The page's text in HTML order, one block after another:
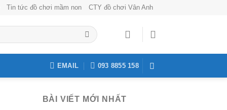
Tin tức đồ chơi mầm non CTY đồ chơi Vân Anh
EMAIL 093 8855 158
BÀI VIẾT MỚI NHẤT